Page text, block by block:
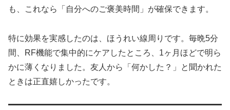
も、これなら「自分へのご褒美時間」が確保できます。
特に効果を実感したのは、ほうれい線周りです。毎晩5分
間、RF機能で集中的にケアしたところ、1ヶ月ほどで明ら
かに薄くなりました。友人から「何かした？」と聞かれた
ときは正直嬉しかったです。